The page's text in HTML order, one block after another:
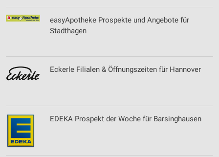
easyApotheke Prospekte und Angebote für
Stadthagen
Eckerle Filialen & Öffnungszeiten für Hannover
EDEKA Prospekt der Woche für Barsinghausen